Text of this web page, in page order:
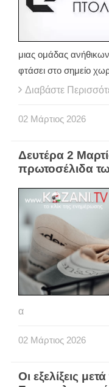
μιας ομάδας
φτάσει στο σημείο
Διαβάστε
02 Μάρτιος 2026
Δευτέρα 2
πρωτοσέλιδα
α
02 Μάρτιος 2026
Οι εξελίξεις